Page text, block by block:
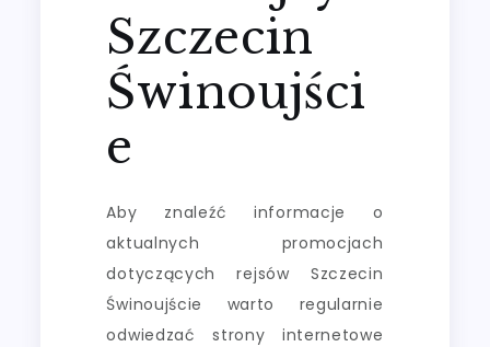
Szczecin
Świnoujści
e
Aby znaleźć informacje o
aktualnych promocjach
dotyczących rejsów Szczecin
Świnoujście warto regularnie
odwiedzać strony internetowe